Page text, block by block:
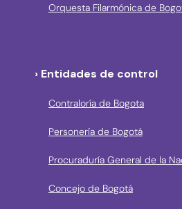
Orquesta Filarmónica de
› Entidades de control
Contraloría de Bogota
Personería de Bogotá
Procuraduría General de la
Concejo de Bogotá